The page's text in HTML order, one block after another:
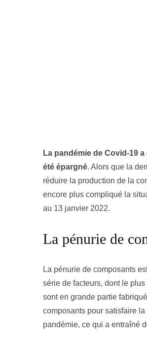
La pandémie de Covid-19
été épargné. Alors que la
réduire la production de la
encore plus compliqué la
au 13 janvier 2022.
La pénurie de
La pénurie de composants
série de facteurs, dont le
sont en grande partie
composants pour satisfaire
pandémie, ce qui a entraîné